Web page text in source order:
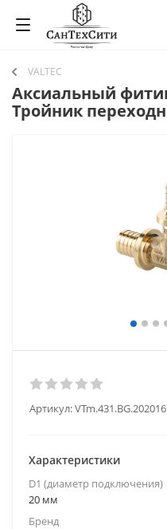
VALTEC
Аксиальный
Тройник
Артикул:VTm.431.BG.202016
Характеристики
D1 (диаметр подключения)
20 мм
Бренд